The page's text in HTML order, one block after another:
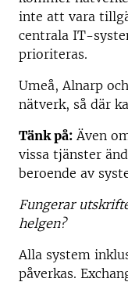
inte att vara
centrala IT-
prioriteras.
Umeå, Alnarp
nätverk, så där
Tänk på: Även
vissa tjänster
beroende av
Fungerar
helgen?
Alla system
påverkas.